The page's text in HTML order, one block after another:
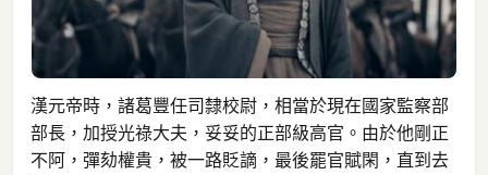
漢元帝時，諸葛豐任司隸校尉，相當於現在國家監察部
部長，加授光祿大夫，妥妥的正部級高官。由於他剛正
不阿，彈劾權貴，被一路貶謫，最後罷官賦閑，直到去